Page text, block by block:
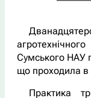
Сумського НАУ
що проходила в
Практика